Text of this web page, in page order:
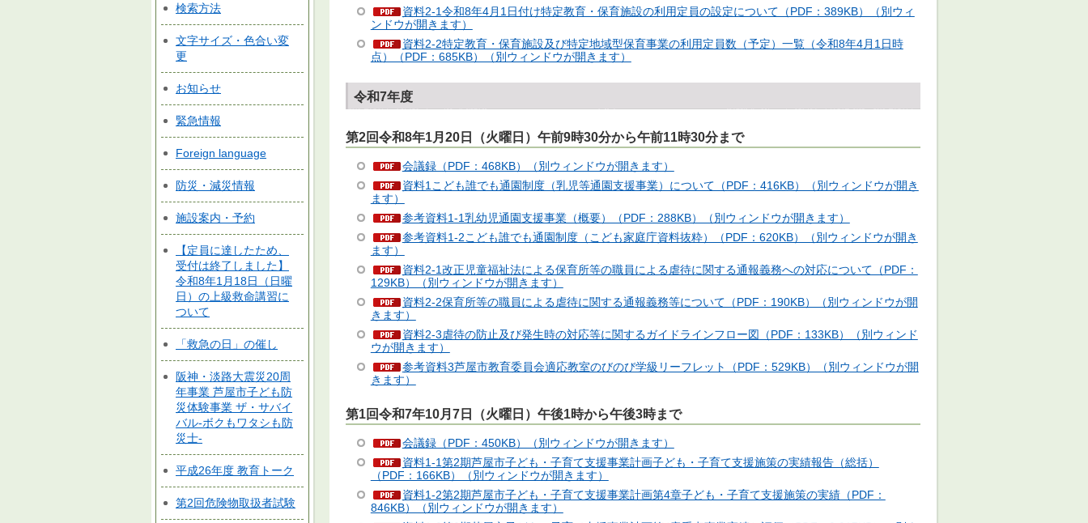
検索方法
文字サイズ・色合い変
更
お知らせ
緊急情報
Foreign language
防災・減災情報
施設案内・予約
【定員に達したため、
受付は終了しました】
令和8年1月18日（日曜
日）の上級救命講習に
ついて
「救急の日」の催し
阪神・淡路大震災20周
年事業 芦屋市子ども防
災体験事業 ザ・サバイ
バル-ボクもワタシも防
災士-
平成26年度 教育トーク
第2回危険物取扱者試験
資料2-1令和8年4月1日付け特定教育・保育施設の利用定員の設定について（PDF：389KB）（別ウィ
ンドウが開きます）
資料2-2特定教育・保育施設及び特定地域型保育事業の利用定員数（予定）一覧（令和8年4月1日時
点）（PDF：685KB）（別ウィンドウが開きます）
令和7年度
第2回令和8年1月20日（火曜日）午前9時30分から午前11時30分まで
会議録（PDF：468KB）（別ウィンドウが開きます）
資料1こども誰でも通園制度（乳児等通園支援事業）について（PDF：416KB）（別ウィンドウが開き
ます）
参考資料1-1乳幼児通園支援事業（概要）（PDF：288KB）（別ウィンドウが開きます）
参考資料1-2こども誰でも通園制度（こども家庭庁資料抜粋）（PDF：620KB）（別ウィンドウが開き
ます）
資料2-1改正児童福祉法による保育所等の職員による虐待に関する通報義務への対応について（PDF：
129KB）（別ウィンドウが開きます）
資料2-2保育所等の職員による虐待に関する通報義務等について（PDF：190KB）（別ウィンドウが開
きます）
資料2-3虐待の防止及び発生時の対応等に関するガイドラインフロー図（PDF：133KB）（別ウィンド
ウが開きます）
参考資料3芦屋市教育委員会適応教室のびのび学級リーフレット（PDF：529KB）（別ウィンドウが開
きます）
第1回令和7年10月7日（火曜日）午後1時から午後3時まで
会議録（PDF：450KB）（別ウィンドウが開きます）
資料1-1第2期芦屋市子ども・子育て支援事業計画子ども・子育て支援施策の実績報告（総括）
（PDF：166KB）（別ウィンドウが開きます）
資料1-2第2期芦屋市子ども・子育て支援事業計画第4章子ども・子育て支援施策の実績（PDF：
846KB）（別ウィンドウが開きます）